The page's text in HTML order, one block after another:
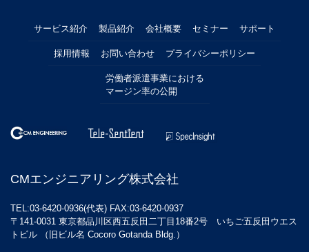
サービス紹介 製品紹介 会社概要 セミナー サポート
採用情報 お問い合わせ プライバシーポリシー
労働者派遣事業における
マージン率の公開
CMエンジニアリング株式会社
TEL:03-6420-0936(代表) FAX:03-6420-0937
〒141-0031 東京都品川区西五反田二丁目18番2号 いちご五反田ウエス
トビル （旧ビル名 Cocoro Gotanda Bldg.）